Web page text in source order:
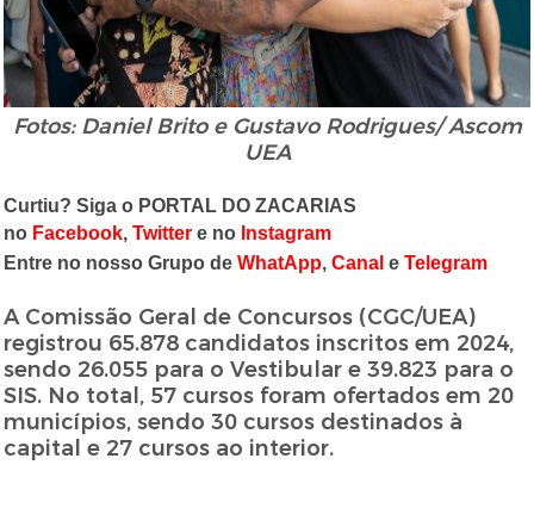
Fotos: Daniel Brito e Gustavo Rodrigues/ Ascom
UEA
Curtiu? Siga o PORTAL DO ZACARIAS
no Facebook,Twitter e no Instagram
Entre no nosso Grupo deWhatApp,Canal eTelegram
A Comissão Geral de Concursos (CGC/UEA)
registrou 65.878 candidatos inscritos em 2024,
sendo 26.055 para o Vestibular e 39.823 para o
SIS. No total, 57 cursos foram ofertados em 20
municípios, sendo 30 cursos destinados à
capital e 27 cursos ao interior.